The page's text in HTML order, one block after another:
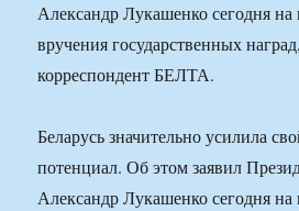
Александр Лукашенко сегодня
вручения государственных
корреспондент БЕЛТА.
Беларусь значительно усилила
потенциал. Об этом заявил
Александр Лукашенко сегодня